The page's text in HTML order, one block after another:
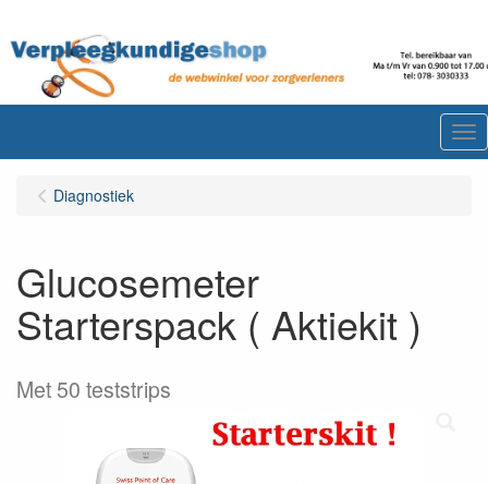
Diagnostiek
Glucosemeter
Starterspack ( Aktiekit )
Met 50 teststrips